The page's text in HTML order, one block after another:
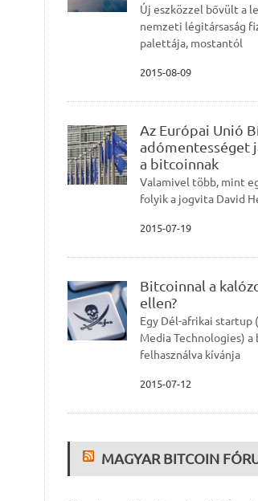
Új eszközzel bővült a
nemzeti légitársaság
palettája, mostantól
2015-08-09
Az Európai Unió
adómentességet
a bitcoinnak
Valamivel több, mint
folyik a jogvita David
2015-07-19
Bitcoinnal a
ellen?
Egy Dél-afrikai startup
Media Technologies)
felhasználva kívánja
2015-07-12
MAGYAR BITCOIN